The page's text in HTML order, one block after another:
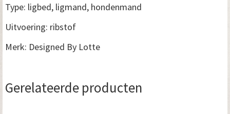
Type: ligbed, ligmand, hondenmand
Uitvoering: ribstof
Merk: Designed By Lotte
Gerelateerde producten